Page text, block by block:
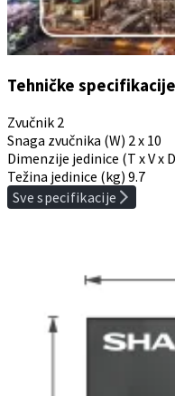
Tehničke specifikacije
Zvučnik 2
Snaga zvučnika (W) 2 x 10
Dimenzije jedinice (T x V x
Težina jedinice (kg) 9.7
Sve specifikacije